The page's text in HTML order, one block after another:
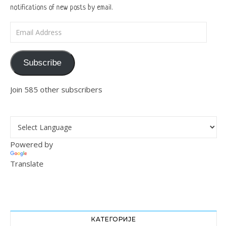
notifications of new posts by email.
Subscribe
Join 585 other subscribers
Powered by
Translate
КАТЕГОРИЈЕ